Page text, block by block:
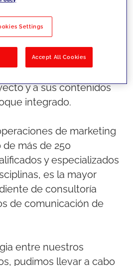
contenido siempre
mediante una estrategia
Por ello, Dils apostó
todas sus líneas de
y a sus contenidos
integrado.
de marketing
más de 250
y especializados
es la mayor
de consultoría
de comunicación de
entre nuestros
pudimos llevar a cabo
Settings
Accept All Cookies